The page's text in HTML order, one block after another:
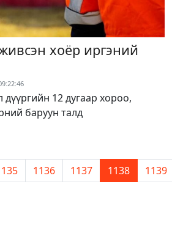
хоёр иргэний
12 дугаар хороо,
баруун талд
1136 1137 1138 1139